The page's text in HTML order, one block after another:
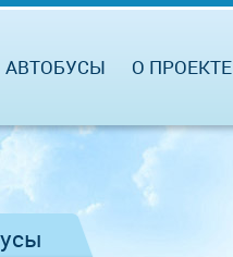
АВТОБУСЫ О ПРОЕКТЕ